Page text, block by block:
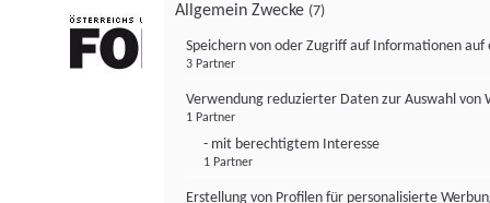
Allgemein Zwecke (7)
Speichern von oder Zugriff auf Informationen auf
3 Partner
Verwendung reduzierter Daten zur Auswahl von
1 Partner
- mit berechtigtem Interesse
1 Partner
Erstellung von Profilen für personalisierte
FONDS professionell